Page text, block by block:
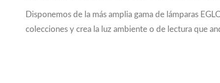
Disponemos de la más amplia gama de lámparas
colecciones y crea la luz ambiente o de lectura que